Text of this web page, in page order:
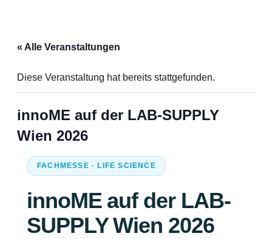
« Alle Veranstaltungen
Diese Veranstaltung hat bereits stattgefunden.
innoME auf der LAB-SUPPLY
Wien 2026
FACHMESSE · LIFE SCIENCE
innoME auf der LAB-
SUPPLY Wien 2026